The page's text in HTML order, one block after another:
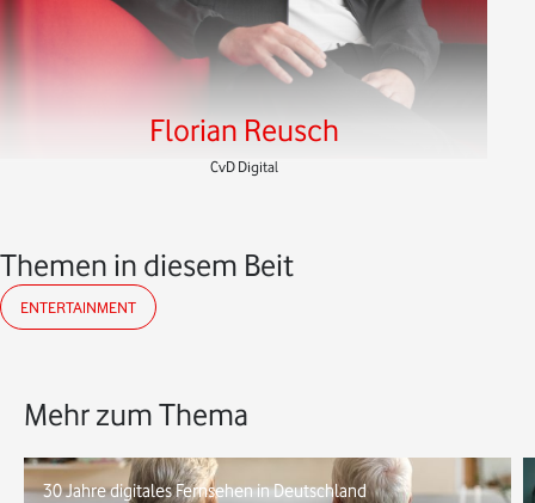
Florian Reusch
CvD Digital
Themen in diesem Beitrag
ENTERTAINMENT
Mehr zum Thema
30 Jahre digitales Fernsehen in Deutschland